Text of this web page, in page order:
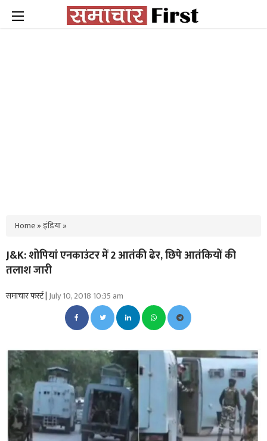
Home»इंडिया»
J&K: शोपियां एनकाउंटर में 2 आतंकी ढेर, छिपे आतंकियों की
तलाश जारी
समाचार फर्स्ट |July 10, 2018 10:35 am